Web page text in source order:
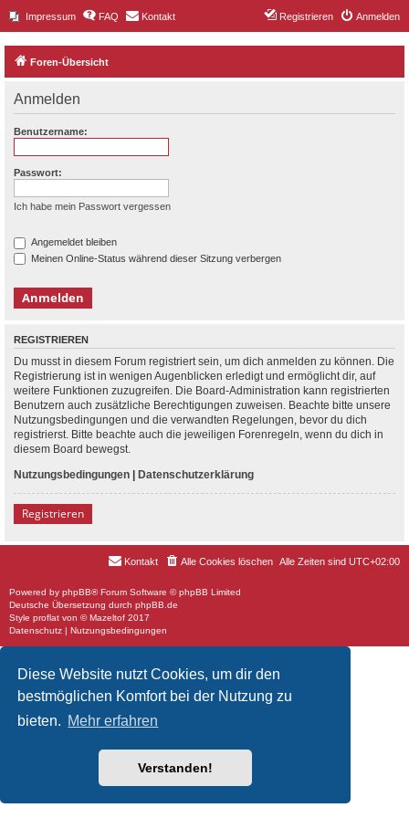
Diese Website nutzt Cookies, um dir den
bestmöglichen Komfort bei der Nutzung zu
bieten. Mehr erfahren
Verstanden!
Impressum FAQ Kontakt Anmelden
Registrieren
Foren-Übersicht
Anmelden
Benutzername:
Passwort:
Ich habe mein Passwort vergessen
Angemeldet bleiben
Meinen Online-Status während dieser Sitzung verbergen
REGISTRIEREN
Du musst in diesem Forum registriert sein, um dich anmelden zu können. Die
Registrierung ist in wenigen Augenblicken erledigt und ermöglicht dir, auf
weitere Funktionen zuzugreifen. Die Board-Administration kann registrierten
Benutzern auch zusätzliche Berechtigungen zuweisen. Beachte bitte unsere
Nutzungsbedingungen und die verwandten Regelungen, bevor du dich
registrierst. Bitte beachte auch die jeweiligen Forenregeln, wenn du dich in
diesem Board bewegst.
Nutzungsbedingungen | Datenschutzerklärung
Registrieren
Alle Zeiten sind UTC+02:00
Alle Cookies löschen
Kontakt
Powered by phpBB® Forum Software © phpBB Limited
Deutsche Übersetzung durch phpBB.de
Style proflat von ©Mazeltof 2017
Datenschutz | Nutzungsbedingungen